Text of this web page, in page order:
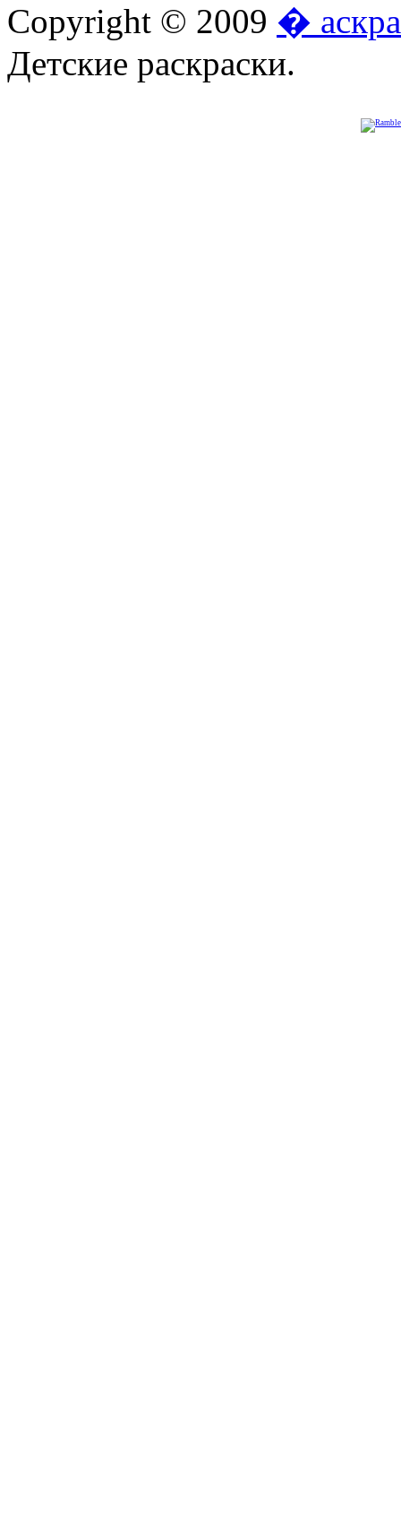
Copyright © 2009 �
Детские раскраски.